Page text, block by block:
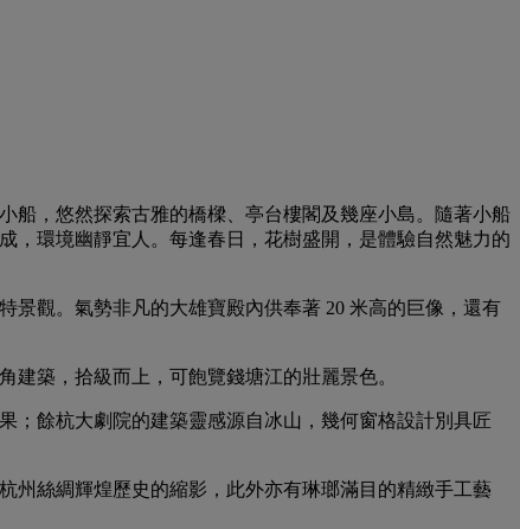
船，悠然探索古雅的橋樑、亭台樓閣及幾座小島。隨著小船
，環境幽靜宜人。每逢春日，花樹盛開，是體驗自然魅力的
景觀。氣勢非凡的大雄寶殿內供奉著 20 米高的巨像，還有
築，拾級而上，可飽覽錢塘江的壯麗景色。
；餘杭大劇院的建築靈感源自冰山，幾何窗格設計別具匠
州絲綢輝煌歷史的縮影，此外亦有琳瑯滿目的精緻手工藝